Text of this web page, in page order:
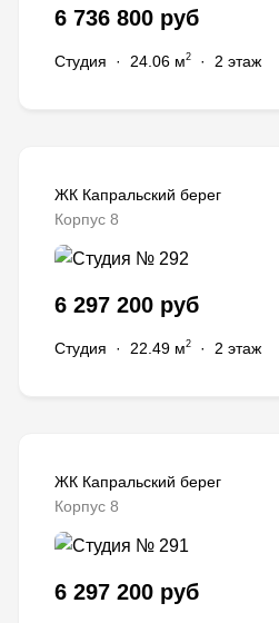
6 736 800 руб
Студия · 24.06 м2 · 2 этаж
ЖК Капральский берег
Корпус 8
6 297 200 руб
Студия · 22.49 м2 · 2 этаж
ЖК Капральский берег
Корпус 8
6 297 200 руб